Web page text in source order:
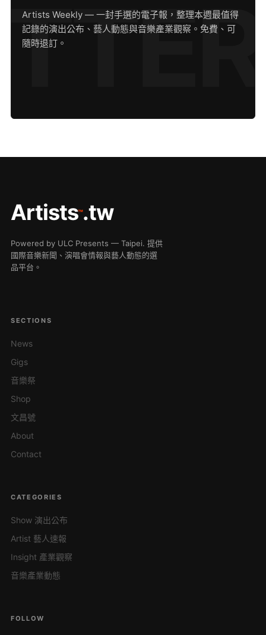
Artists Weekly — 一封手選的電子報，整理本週最值得
記錄的演出公布、藝人動態與音樂產業觀察。免費、可
隨時退訂。
Artists™.tw
Powered by ULC Presents — Taipei. 提供
國際音樂新聞、演唱會情報與藝人動態的選
品平台。
SECTIONS
News
Gigs
音樂祭
Shop
文昌號
About
Contact
CATEGORIES
Show 演出公布
Artist 藝人速報
Insight 產業觀察
音樂產業動態
FOLLOW